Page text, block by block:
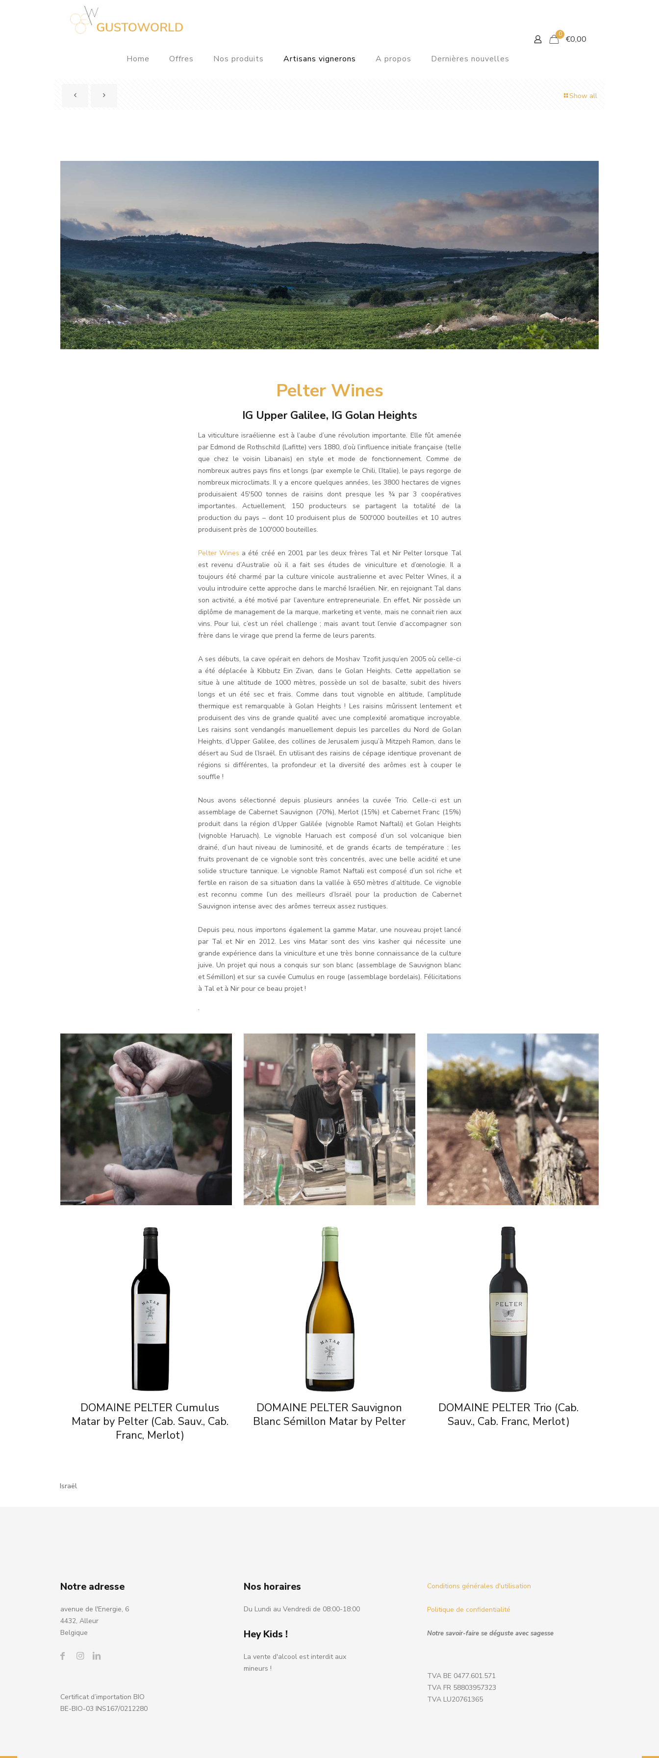
Home Offres Nos produits Artisans vignerons A propos Dernières nouvelles
0 €0,00
Show all
PELTER WINES
Pelter Wines
IG Upper Galilee, IG Golan Heights
La viticulture israélienne est à l’aube d’une révolution importante. Elle fût amenée
par Edmond de Rothschild (Lafitte) vers 1880, d’où l’influence initiale française (telle
que chez le voisin Libanais) en style et mode de fonctionnement. Comme de
nombreux autres pays fins et longs (par exemple le Chili, l’Italie), le pays regorge de
nombreux microclimats. Il y a encore quelques années, les 3800 hectares de vignes
produisaient 45'500 tonnes de raisins dont presque les ¾ par 3 coopératives
importantes. Actuellement, 150 producteurs se partagent la totalité de la
production du pays – dont 10 produisent plus de 500'000 bouteilles et 10 autres
produisent près de 100'000 bouteilles.
Pelter Wines a été créé en 2001 par les deux frères Tal et Nir Pelter lorsque Tal
est revenu d’Australie où il a fait ses études de viniculture et d’œnologie. Il a
toujours été charmé par la culture vinicole australienne et avec Pelter Wines, il a
voulu introduire cette approche dans le marché Israélien. Nir, en rejoignant Tal dans
son activité, a été motivé par l’aventure entrepreneuriale. En effet, Nir possède un
diplôme de management de la marque, marketing et vente, mais ne connait rien aux
vins. Pour lui, c’est un réel challenge ; mais avant tout l’envie d’accompagner son
frère dans le virage que prend la ferme de leurs parents.
A ses débuts, la cave opérait en dehors de Moshav Tzofit jusqu’en 2005 où celle-ci
a été déplacée à Kibbutz Ein Zivan, dans le Golan Heights. Cette appellation se
situe à une altitude de 1000 mètres, possède un sol de basalte, subit des hivers
longs et un été sec et frais. Comme dans tout vignoble en altitude, l’amplitude
thermique est remarquable à Golan Heights ! Les raisins mûrissent lentement et
produisent des vins de grande qualité avec une complexité aromatique incroyable.
Les raisins sont vendangés manuellement depuis les parcelles du Nord de Golan
Heights, d’Upper Galilee, des collines de Jerusalem jusqu’à Mitzpeh Ramon, dans le
désert au Sud de l’Israël. En utilisant des raisins de cépage identique provenant de
régions si différentes, la profondeur et la diversité des arômes est à couper le
souffle !
Nous avons sélectionné depuis plusieurs années la cuvée Trio. Celle-ci est un
assemblage de Cabernet Sauvignon (70%), Merlot (15%) et Cabernet Franc (15%)
produit dans la région d’Upper Galilée (vignoble Ramot Naftali) et Golan Heights
(vignoble Haruach). Le vignoble Haruach est composé d’un sol volcanique bien
drainé, d’un haut niveau de luminosité, et de grands écarts de température : les
fruits provenant de ce vignoble sont très concentrés, avec une belle acidité et une
solide structure tannique. Le vignoble Ramot Naftali est composé d’un sol riche et
fertile en raison de sa situation dans la vallée à 650 mètres d’altitude. Ce vignoble
est reconnu comme l’un des meilleurs d’Israël pour la production de Cabernet
Sauvignon intense avec des arômes terreux assez rustiques.
Depuis peu, nous importons également la gamme Matar, une nouveau projet lancé
par Tal et Nir en 2012. Les vins Matar sont des vins kasher qui nécessite une
grande expérience dans la viniculture et une très bonne connaissance de la culture
juive. Un projet qui nous a conquis sur son blanc (assemblage de Sauvignon blanc
et Sémillon) et sur sa cuvée Cumulus en rouge (assemblage bordelais). Félicitations
à Tal et à Nir pour ce beau projet !
.
CABERNET
SAUVIGNON
TAL PELTER
RAMOT
NAFTALI
VINEYARD
DOMAINE PELTER Cumulus
Matar by Pelter (Cab. Sauv., Cab.
Franc, Merlot)
DOMAINE PELTER Sauvignon
Blanc Sémillon Matar by Pelter
DOMAINE PELTER Trio (Cab.
Sauv., Cab. Franc, Merlot)
Israël
Notre adresse
avenue de l'Energie, 6
4432, Alleur
Belgique
Certificat d’importation BIO
BE-BIO-03 INS167/0212280
Nos horaires
Du Lundi au Vendredi de 08:00-18:00
Hey Kids !
La vente d'alcool est interdit aux
mineurs !
Conditions générales d'utilisation
Politique de confidentialité
Notre savoir-faire se déguste avec sagesse
TVA BE 0477.601.571
TVA FR 58803957323
TVA LU20761365